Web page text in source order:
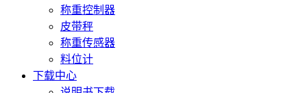
称重控制器
皮带秤
称重传感器
料位计
下载中心